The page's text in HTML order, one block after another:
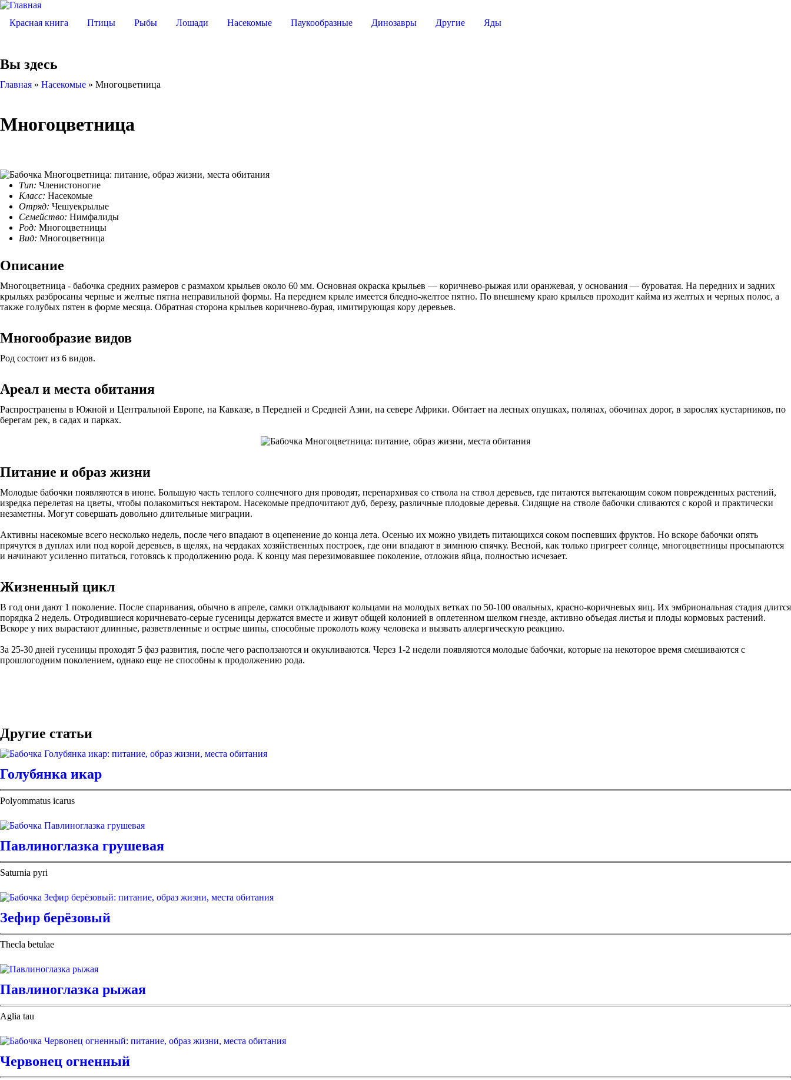
Красная книга Птицы Рыбы Лошади Насекомые Паукообразные Динозавры Другие Яды
Вы здесь
Главная » Насекомые » Многоцветница
Многоцветница
Тип: Членистоногие
Класс: Насекомые
Отряд: Чешуекрылые
Семейство: Нимфалиды
Род: Многоцветницы
Вид: Многоцветница
Описание
Многоцветница - бабочка средних размеров с размахом крыльев около 60 мм. Основная окраска крыльев — коричнево-рыжая или оранжевая, у основания — буроватая. На передних и задних
крыльях разбросаны черные и желтые пятна неправильной формы. На переднем крыле имеется бледно-желтое пятно. По внешнему краю крыльев проходит кайма из желтых и черных полос, а
также голубых пятен в форме месяца. Обратная сторона крыльев коричнево-бурая, имитирующая кору деревьев.
Многообразие видов
Род состоит из 6 видов.
Ареал и места обитания
Распространены в Южной и Центральной Европе, на Кавказе, в Передней и Средней Азии, на севере Африки. Обитает на лесных опушках, полянах, обочинах дорог, в зарослях кустарников, по
берегам рек, в садах и парках.
Питание и образ жизни
Молодые бабочки появляются в июне. Большую часть теплого солнечного дня проводят, перепархивая со ствола на ствол деревьев, где питаются вытекающим соком поврежденных растений,
изредка перелетая на цветы, чтобы полакомиться нектаром. Насекомые предпочитают дуб, березу, различные плодовые деревья. Сидящие на стволе бабочки сливаются с корой и практически
незаметны. Могут совершать довольно длительные миграции.
Активны насекомые всего несколько недель, после чего впадают в оцепенение до конца лета. Осенью их можно увидеть питающихся соком поспевших фруктов. Но вскоре бабочки опять
прячутся в дуплах или под корой деревьев, в щелях, на чердаках хозяйственных построек, где они впадают в зимнюю спячку. Весной, как только пригреет солнце, многоцветницы просыпаются
и начинают усиленно питаться, готовясь к продолжению рода. К концу мая перезимовавшее поколение, отложив яйца, полностью исчезает.
Жизненный цикл
В год они дают 1 поколение. После спаривания, обычно в апреле, самки откладывают кольцами на молодых ветках по 50-100 овальных, красно-коричневых яиц. Их эмбриональная стадия длится
порядка 2 недель. Отродившиеся коричневато-серые гусеницы держатся вместе и живут общей колонией в оплетенном шелком гнезде, активно объедая листья и плоды кормовых растений.
Вскоре у них вырастают длинные, разветвленные и острые шипы, способные проколоть кожу человека и вызвать аллергическую реакцию.
За 25-30 дней гусеницы проходят 5 фаз развития, после чего расползаются и окукливаются. Через 1-2 недели появляются молодые бабочки, которые на некоторое время смешиваются с
прошлогодним поколением, однако еще не способны к продолжению рода.
Другие статьи
Голубянка икар
Polyommatus icarus
Павлиноглазка грушевая
Saturnia pyri
Зефир берёзовый
Thecla betulae
Павлиноглазка рыжая
Aglia tau
Червонец огненный